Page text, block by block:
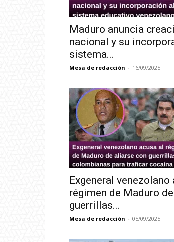
Maduro anuncia
nacional y su
sistema...
Mesa de redacción - 16/09/2025
Exgeneral venezolano
régimen de Maduro
guerrillas...
Mesa de redacción - 05/09/2025